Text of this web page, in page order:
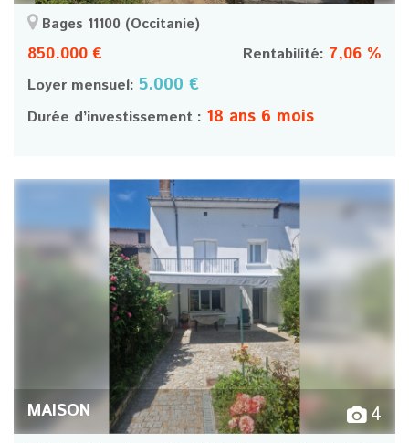
Bages 11100 (Occitanie)
850.000 € Rentabilité: 7,06 %
Loyer mensuel: 5.000 €
Durée d’investissement : 18 ans 6 mois
MAISON 4